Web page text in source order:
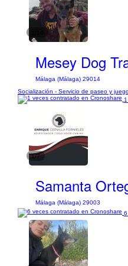
Mesey Dog
Málaga (Málaga) 29014
Socialización - Servicio de paseo y
1/7
Samanta
Málaga (Málaga) 29003